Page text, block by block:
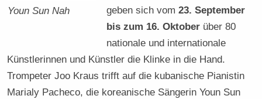
Youn Sun Nah
geben sich vom23. September
bis zum 16. Oktober über 80
nationale und internationale
Künstlerinnen und Künstler die Klinke in die Hand.
Trompeter Joo Kraus trifft auf die kubanische Pianistin
Marialy Pacheco, die koreanische Sängerin Youn Sun